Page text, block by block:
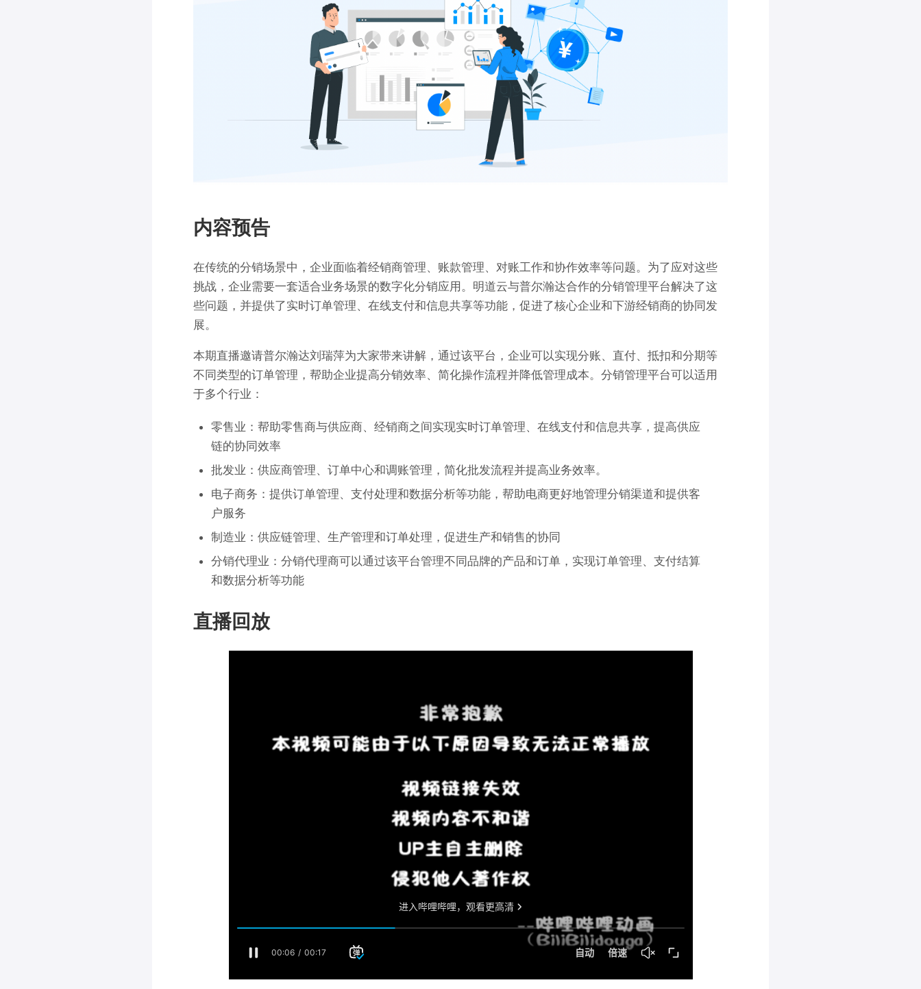
内容预告
在传统的分销场景中，企业面临着经销商管理、账款管理、对账工作和协作效率等问题。为了应对这些
挑战，企业需要一套适合业务场景的数字化分销应用。明道云与普尔瀚达合作的分销管理平台解决了这
些问题，并提供了实时订单管理、在线支付和信息共享等功能，促进了核心企业和下游经销商的协同发
展。
本期直播邀请普尔瀚达刘瑞萍为大家带来讲解， 通过该平台，企业可以实现分账、直付、抵扣和分期等
不同类型的订单管理，帮助企业提高分销效率、简化操作流程并降低管理成本。分销管理平台可以适用
于多个行业：
零售业：帮助零售商与供应商、经销商之间实现实时订单管理、在线支付和信息共享，提高供应
链的协同效率
批发业：供应商管理、订单中心和调账管理，简化批发流程并提高业务效率。
电子商务：提供订单管理、支付处理和数据分析等功能，帮助电商更好地管理分销渠道和提供客
户服务
制造业：供应链管理、生产管理和订单处理，促进生产和销售的协同
分销代理业：分销代理商可以通过该平台管理不同品牌的产品和订单，实现订单管理、支付结算
和数据分析等功能
直播回放